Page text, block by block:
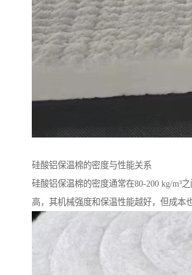
硅酸铝保温棉的密度与性能关系
硅酸铝保温棉的密度通常在80-200 kg/m³
高，其机械强度和保温性能越好，但成本